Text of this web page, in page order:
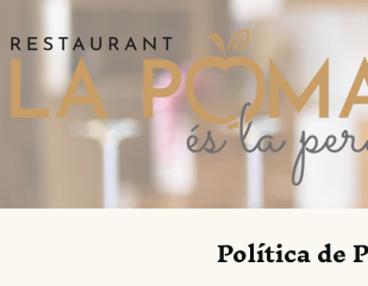
Política de